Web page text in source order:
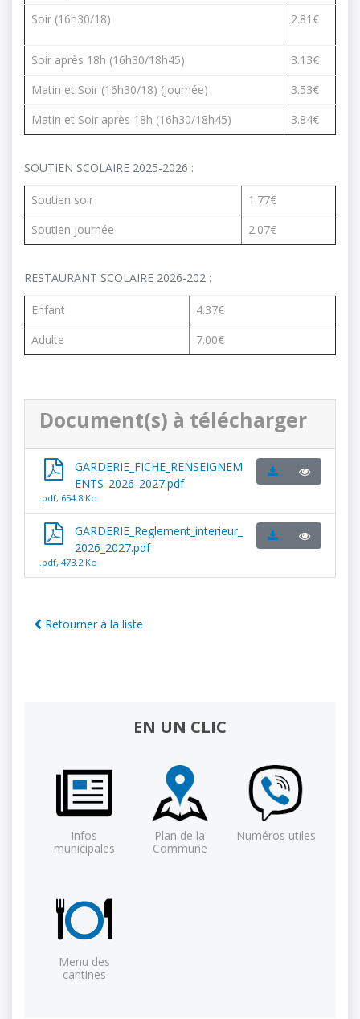
Soir (16h30/18)
2.81€
Soir après 18h (16h30/18h45)
3.13€
Matin et Soir (16h30/18) (journée)
3.53€
Matin et Soir après 18h (16h30/18h45)
3.84€
SOUTIEN SCOLAIRE 2025-2026 :
Soutien soir
1.77€
Soutien journée
2.07€
RESTAURANT SCOLAIRE 2026-202 :
Enfant
4.37€
Adulte
7.00€
Document(s) à télécharger
GARDERIE_FICHE_RENSEIGNEM
ENTS_2026_2027.pdf
.pdf, 654.8 Ko
GARDERIE_Reglement_interieur_
2026_2027.pdf
.pdf, 473.2 Ko
Retourner à la liste
EN UN CLIC
Infos
municipales
Plan de la
Commune
Numéros utiles
Menu des
cantines